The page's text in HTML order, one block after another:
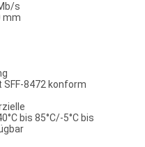
s
mm
8472 konform
bis 85°C/-5°C bis